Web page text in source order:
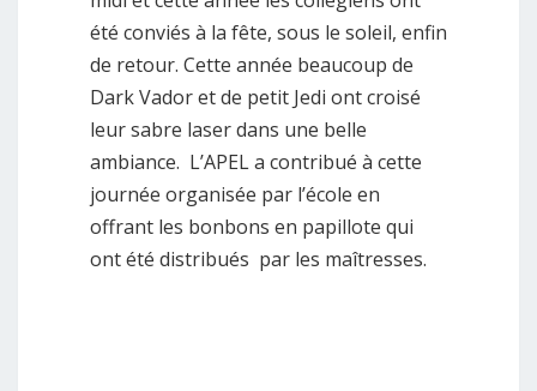
été conviés à la fête, sous le soleil, enfin
de retour. Cette année beaucoup de
Dark Vador et de petit Jedi ont croisé
leur sabre laser dans une belle
ambiance. L’APEL a contribué à cette
journée organisée par l’école en
offrant les bonbons en papillote qui
ont été distribués par les maîtresses.